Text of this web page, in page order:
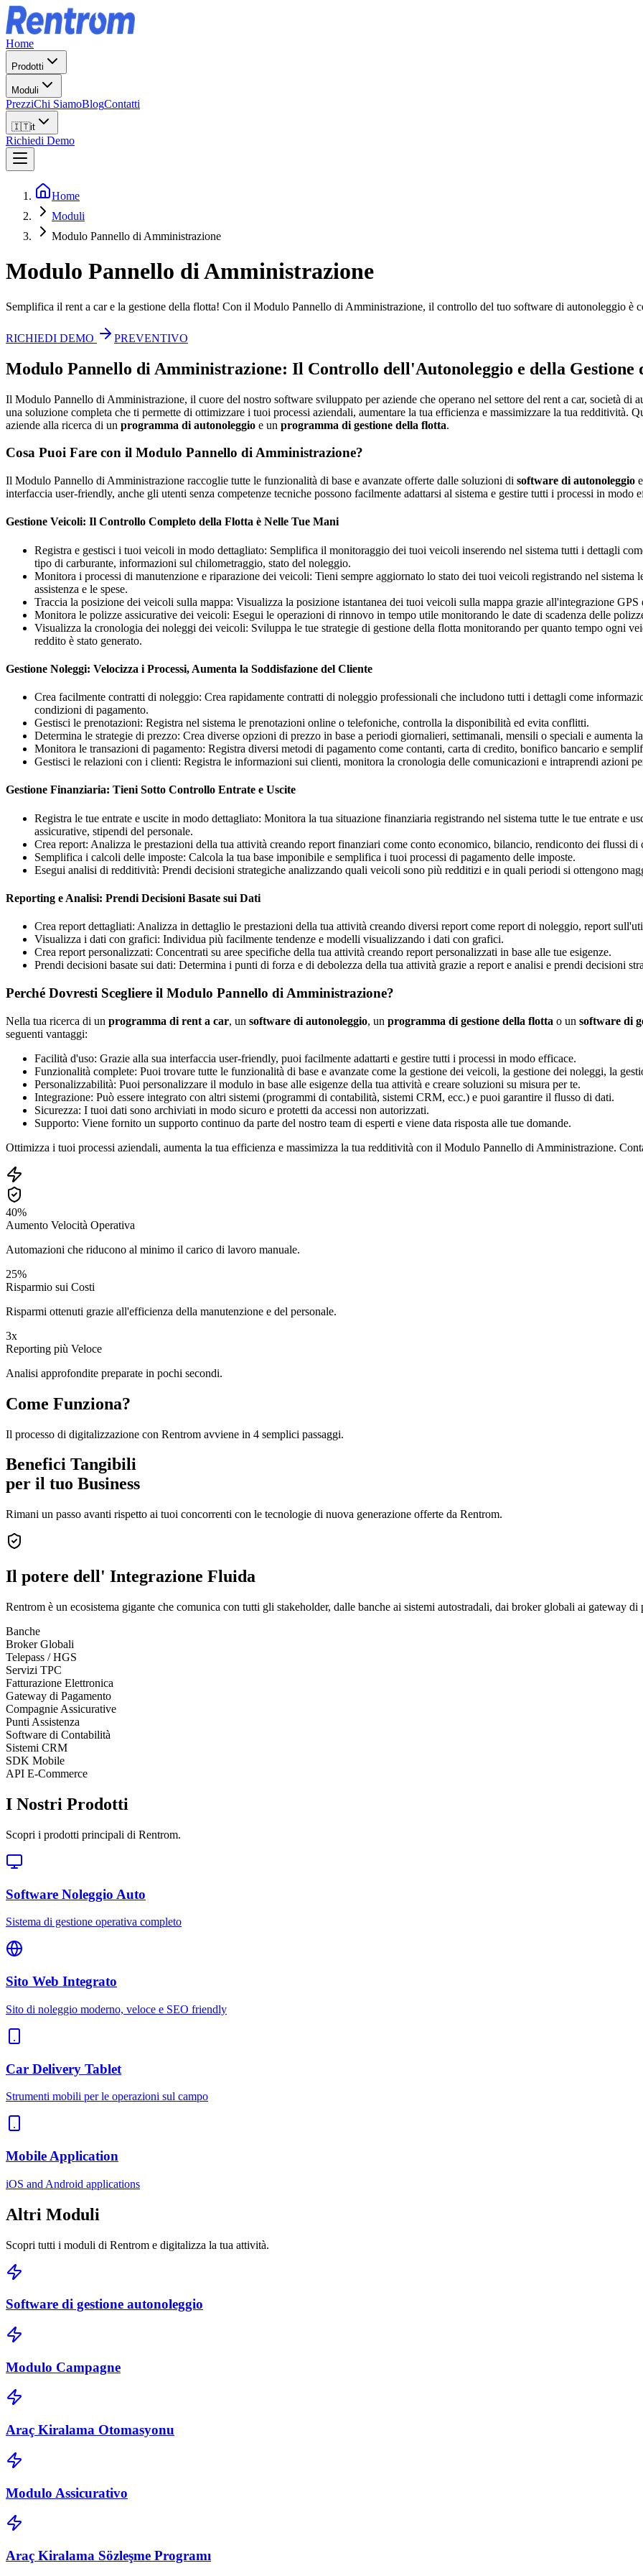
Home
Prodotti
Moduli
PrezziChi SiamoBlogContatti
🇮🇹it
Richiedi Demo
Home
Moduli
Modulo Pannello di Amministrazione
Modulo Pannello di Amministrazione
Semplifica il rent a car e la gestione della flotta! Con il Modulo Pannello di Amministrazione, il controllo del tuo software di autonoleggio è
RICHIEDI DEMO PREVENTIVO
Modulo Pannello di Amministrazione: Il Controllo dell'Autonoleggio e della Gestione
Il Modulo Pannello di Amministrazione, il cuore del nostro software sviluppato per aziende che operano nel settore del rent a car, società di
una soluzione completa che ti permette di ottimizzare i tuoi processi aziendali, aumentare la tua efficienza e massimizzare la tua redditività.
aziende alla ricerca di un programma di autonoleggio e un programma di gestione della flotta.
Cosa Puoi Fare con il Modulo Pannello di Amministrazione?
Il Modulo Pannello di Amministrazione raccoglie tutte le funzionalità di base e avanzate offerte dalle soluzioni di software di autonoleggio e
interfaccia user-friendly, anche gli utenti senza competenze tecniche possono facilmente adattarsi al sistema e gestire tutti i processi in modo
Gestione Veicoli: Il Controllo Completo della Flotta è Nelle Tue Mani
Registra e gestisci i tuoi veicoli in modo dettagliato: Semplifica il monitoraggio dei tuoi veicoli inserendo nel sistema tutti i dettagli
tipo di carburante, informazioni sul chilometraggio, stato del noleggio.
Monitora i processi di manutenzione e riparazione dei veicoli: Tieni sempre aggiornato lo stato dei tuoi veicoli registrando nel
assistenza e le spese.
Traccia la posizione dei veicoli sulla mappa: Visualizza la posizione istantanea dei tuoi veicoli sulla mappa grazie all'integrazione
Monitora le polizze assicurative dei veicoli: Esegui le operazioni di rinnovo in tempo utile monitorando le date di scadenza delle
Visualizza la cronologia dei noleggi dei veicoli: Sviluppa le tue strategie di gestione della flotta monitorando per quanto tempo ogni
reddito è stato generato.
Gestione Noleggi: Velocizza i Processi, Aumenta la Soddisfazione del Cliente
Crea facilmente contratti di noleggio: Crea rapidamente contratti di noleggio professionali che includono tutti i dettagli come
condizioni di pagamento.
Gestisci le prenotazioni: Registra nel sistema le prenotazioni online o telefoniche, controlla la disponibilità ed evita conflitti.
Determina le strategie di prezzo: Crea diverse opzioni di prezzo in base a periodi giornalieri, settimanali, mensili o speciali e aumenta
Monitora le transazioni di pagamento: Registra diversi metodi di pagamento come contanti, carta di credito, bonifico bancario e
Gestisci le relazioni con i clienti: Registra le informazioni sui clienti, monitora la cronologia delle comunicazioni e intraprendi azioni
Gestione Finanziaria: Tieni Sotto Controllo Entrate e Uscite
Registra le tue entrate e uscite in modo dettagliato: Monitora la tua situazione finanziaria registrando nel sistema tutte le tue entrate e
assicurative, stipendi del personale.
Crea report: Analizza le prestazioni della tua attività creando report finanziari come conto economico, bilancio, rendiconto dei flussi di
Semplifica i calcoli delle imposte: Calcola la tua base imponibile e semplifica i tuoi processi di pagamento delle imposte.
Esegui analisi di redditività: Prendi decisioni strategiche analizzando quali veicoli sono più redditizi e in quali periodi si ottengono
Reporting e Analisi: Prendi Decisioni Basate sui Dati
Crea report dettagliati: Analizza in dettaglio le prestazioni della tua attività creando diversi report come report di noleggio, report
Visualizza i dati con grafici: Individua più facilmente tendenze e modelli visualizzando i dati con grafici.
Crea report personalizzati: Concentrati su aree specifiche della tua attività creando report personalizzati in base alle tue esigenze.
Prendi decisioni basate sui dati: Determina i punti di forza e di debolezza della tua attività grazie a report e analisi e prendi decisioni
Perché Dovresti Scegliere il Modulo Pannello di Amministrazione?
Nella tua ricerca di un programma di rent a car, un software di autonoleggio, un programma di gestione della flotta o un software di
seguenti vantaggi:
Facilità d'uso: Grazie alla sua interfaccia user-friendly, puoi facilmente adattarti e gestire tutti i processi in modo efficace.
Funzionalità complete: Puoi trovare tutte le funzionalità di base e avanzate come la gestione dei veicoli, la gestione dei noleggi, la
Personalizzabilità: Puoi personalizzare il modulo in base alle esigenze della tua attività e creare soluzioni su misura per te.
Integrazione: Può essere integrato con altri sistemi (programmi di contabilità, sistemi CRM, ecc.) e puoi garantire il flusso di dati.
Sicurezza: I tuoi dati sono archiviati in modo sicuro e protetti da accessi non autorizzati.
Supporto: Viene fornito un supporto continuo da parte del nostro team di esperti e viene data risposta alle tue domande.
Ottimizza i tuoi processi aziendali, aumenta la tua efficienza e massimizza la tua redditività con il Modulo Pannello di Amministrazione.
40%
Aumento Velocità Operativa
Automazioni che riducono al minimo il carico di lavoro manuale.
25%
Risparmio sui Costi
Risparmi ottenuti grazie all'efficienza della manutenzione e del personale.
3x
Reporting più Veloce
Analisi approfondite preparate in pochi secondi.
Come Funziona?
Il processo di digitalizzazione con Rentrom avviene in 4 semplici passaggi.
Benefici Tangibili
per il tuo Business
Rimani un passo avanti rispetto ai tuoi concorrenti con le tecnologie di nuova generazione offerte da Rentrom.
Il potere dell' Integrazione Fluida
Rentrom è un ecosistema gigante che comunica con tutti gli stakeholder, dalle banche ai sistemi autostradali, dai broker globali ai gateway di
Banche
Broker Globali
Telepass / HGS
Servizi TPC
Fatturazione Elettronica
Gateway di Pagamento
Compagnie Assicurative
Punti Assistenza
Software di Contabilità
Sistemi CRM
SDK Mobile
API E-Commerce
I Nostri Prodotti
Scopri i prodotti principali di Rentrom.
Software Noleggio Auto
Sistema di gestione operativa completo
Sito Web Integrato
Sito di noleggio moderno, veloce e SEO friendly
Car Delivery Tablet
Strumenti mobili per le operazioni sul campo
Mobile Application
iOS and Android applications
Altri Moduli
Scopri tutti i moduli di Rentrom e digitalizza la tua attività.
Software di gestione autonoleggio
Modulo Campagne
Araç Kiralama Otomasyonu
Modulo Assicurativo
Araç Kiralama Sözleşme Programı